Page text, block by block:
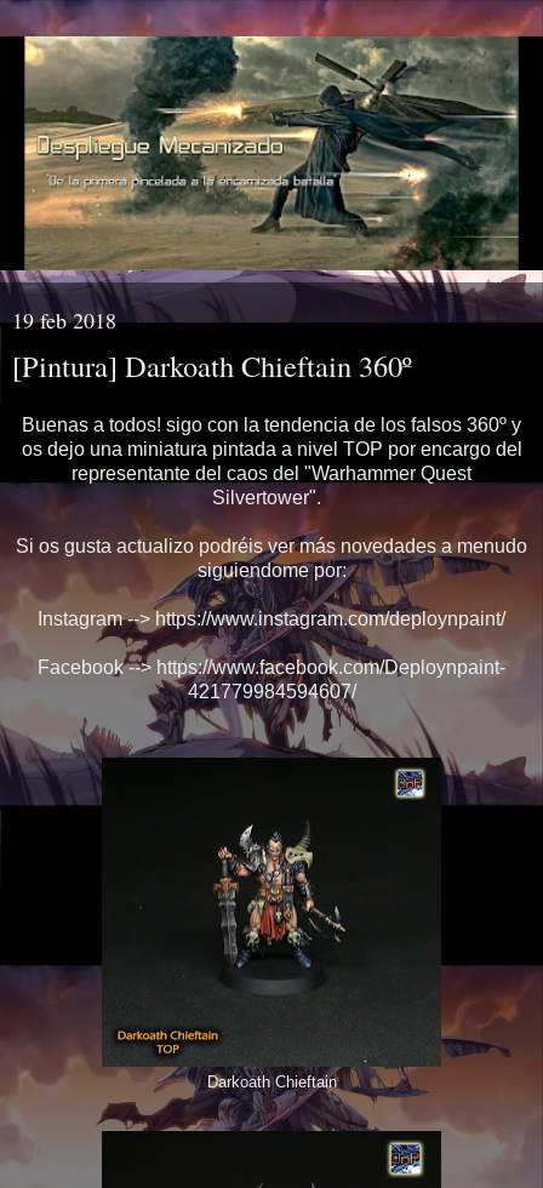
19 feb 2018
[Pintura] Darkoath Chieftain 360º
Buenas a todos! sigo con la tendencia de los falsos 360º y
os dejo una miniatura pintada a nivel TOP por encargo del
representante del caos del "Warhammer Quest
Silvertower".
Si os gusta actualizo podréis ver más novedades a menudo
siguiendome por:
Instagram --> https://www.instagram.com/deploynpaint/
Facebook --> https://www.facebook.com/Deploynpaint-
421779984594607/
Darkoath Chieftain